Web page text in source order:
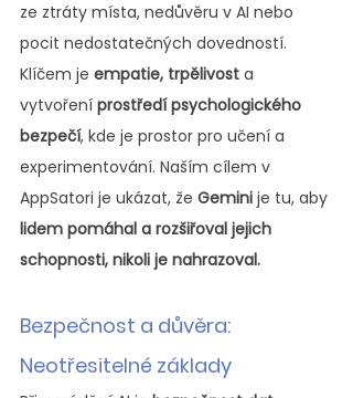
ze ztráty místa, nedůvěru v AI nebo
pocit nedostatečných dovedností.
Klíčem je empatie, trpělivost a
vytvoření prostředí psychologického
bezpečí, kde je prostor pro učení a
experimentování. Naším cílem v
AppSatori je ukázat, že Gemini je tu, aby
lidem pomáhal a rozšiřoval jejich
schopnosti, nikoli je nahrazoval.
Bezpečnost a důvěra:
Neotřesitelné základy